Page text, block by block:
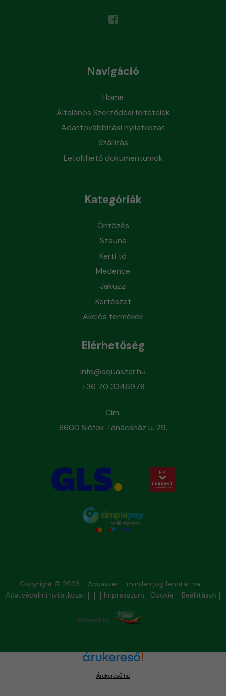
Navigáció
Home
Általános Szerződési feltételek
Adattovábbítási nyilatkozat
Szállítás
Letölthető dokumentumok
Kategóriák
Öntözés
Szauna
Kerti tó
Medence
Jakuzzi
Kertészet
Akciós termékek
Elérhetőség
info@aquaszer.hu
+36 70 3346978
Cím:
8600 Siófok Tanácsház u. 29.
Copyright © 2023 - Aquaszer - minden jog fenntartva
Adatvédelmi nyilatkozat
Impresszum Cookie - Beállítások
Árukereső.hu